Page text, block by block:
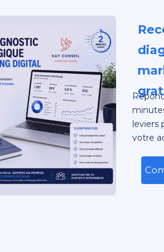
|
BLOG CONTACT
leviers
votre